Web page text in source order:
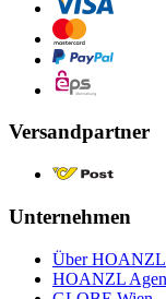
Versandpartner
Unternehmen
Über HOANZL
HOANZL